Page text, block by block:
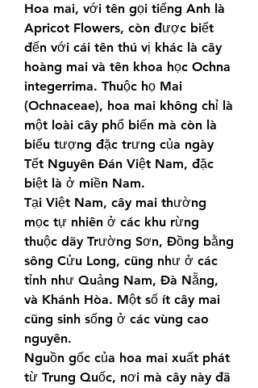
Hoa mai, với tên gọi tiếng Anh là
Apricot Flowers, còn được biết
đến với cái tên thú vị khác là cây
hoàng mai và tên khoa học Ochna
integerrima. Thuộc họ Mai
(Ochnaceae), hoa mai không chỉ là
một loài cây phổ biến mà còn là
biểu tượng đặc trưng của ngày
Tết Nguyên Đán Việt Nam, đặc
biệt là ở miền Nam.
Tại Việt Nam, cây mai thường
mọc tự nhiên ở các khu rừng
thuộc dãy Trường Sơn, Đồng bằng
sông Cửu Long, cũng như ở các
tỉnh như Quảng Nam, Đà Nẵng,
và Khánh Hòa. Một số ít cây mai
cũng sinh sống ở các vùng cao
nguyên.
Nguồn gốc của hoa mai xuất phát
từ Trung Quốc, nơi mà cây này đã